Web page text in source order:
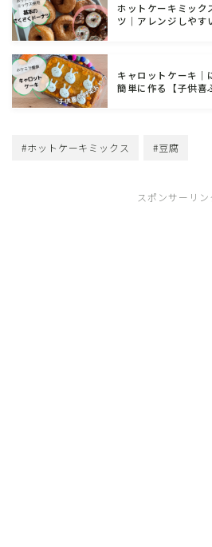
ホットケーキミック
ツ｜アレンジしやす
キャロットケーキ｜
簡単に作る【子供喜
#ホットケーキミックス #豆腐
スポンサーリン